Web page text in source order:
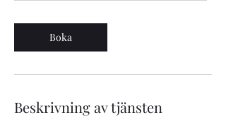
Boka
Beskrivning av tjänsten